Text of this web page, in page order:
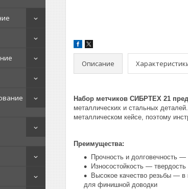
Описание
Набор метчиков СИБРТЕХ 21
металлических и стальных
металлическом кейсе, поэтому
Преимущества:
Прочность и долговечность
Износостойкость —
Высокое качество резьбы —
для финишной доводки